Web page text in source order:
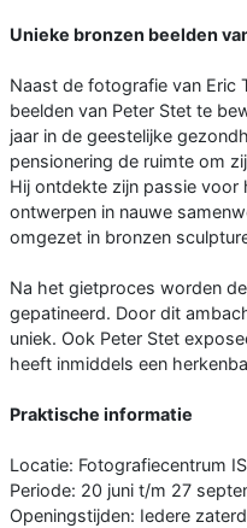
Unieke bronzen beelden
Naast de fotografie van Eric
beelden van Peter Stet te
jaar in de geestelijke
pensionering de ruimte om
Hij ontdekte zijn passie voor
ontwerpen in nauwe
omgezet in bronzen
Na het gietproces worden
gepatineerd. Door dit
uniek. Ook Peter Stet
heeft inmiddels een
Praktische informatie
Locatie: Fotografiecentrum
Periode: 20 juni t/m 27
Openingstijden: Iedere